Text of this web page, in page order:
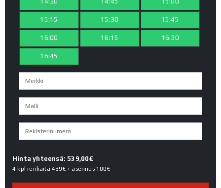
15:15 15:30 15:45
16:00 16:15 16:30
16:45
Hinta yhteensä: 539,00€
4 kpl renkaita 439€+ asennus 100€